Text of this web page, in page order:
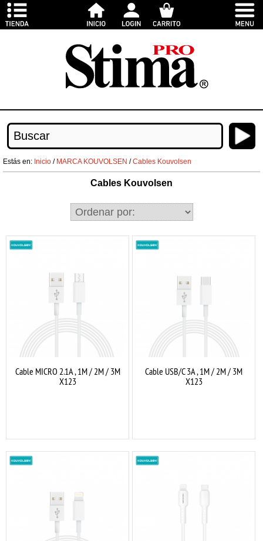
Estás en: Inicio / MARCA KOUVOLSEN /Cables Kouvolsen
Cables Kouvolsen
Cable MICRO 2.1A , 1M / 2M / 3M
X123
Cable USB/C 3A , 1M / 2M / 3M
X123